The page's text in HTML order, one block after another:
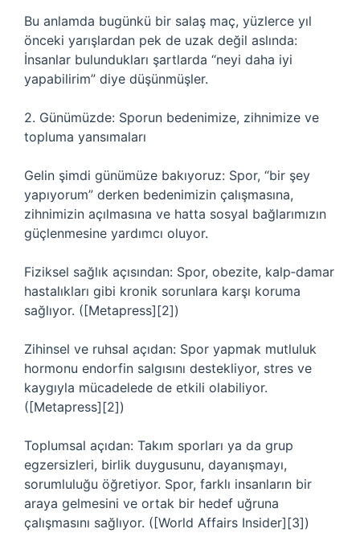
Bu anlamda bugünkü bir salaş maç, yüzlerce yıl
önceki yarışlardan pek de uzak değil aslında:
İnsanlar bulundukları şartlarda “neyi daha iyi
yapabilirim” diye düşünmüşler.
2. Günümüzde: Sporun bedenimize, zihnimize ve
topluma yansımaları
Gelin şimdi günümüze bakıyoruz: Spor, “bir şey
yapıyorum” derken bedenimizin çalışmasına,
zihnimizin açılmasına ve hatta sosyal bağlarımızın
güçlenmesine yardımcı oluyor.
Fiziksel sağlık açısından: Spor, obezite, kalp‑damar
hastalıkları gibi kronik sorunlara karşı koruma
sağlıyor. ([Metapress][2])
Zihinsel ve ruhsal açıdan: Spor yapmak mutluluk
hormonu endorfin salgısını destekliyor, stres ve
kaygıyla mücadelede de etkili olabiliyor.
([Metapress][2])
Toplumsal açıdan: Takım sporları ya da grup
egzersizleri, birlik duygusunu, dayanışmayı,
sorumluluğu öğretiyor. Spor, farklı insanların bir
araya gelmesini ve ortak bir hedef uğruna
çalışmasını sağlıyor. ([World Affairs Insider][3])